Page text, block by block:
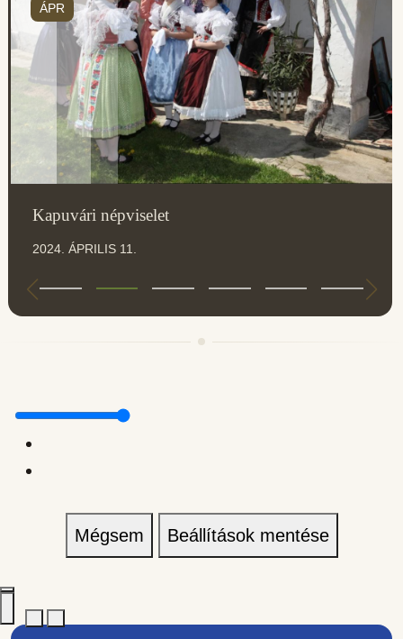
ÁPR
Kapuvári népviselet
2024. ÁPRILIS 11.
Mégsem Beállítások mentése